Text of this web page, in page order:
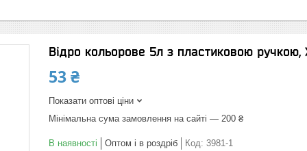
Відро кольорове 5л з пластиковою ручкою,
53 ₴
Показати оптові ціни
Мінімальна сума замовлення на сайті — 200 ₴
В наявності Оптом і в роздріб Код: 3981-1